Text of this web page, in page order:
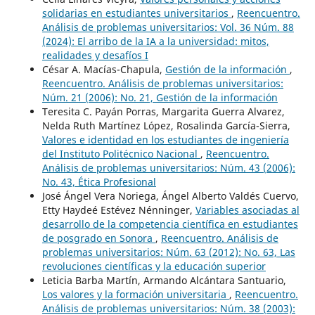
solidarias en estudiantes universitarios , Reencuentro.
Análisis de problemas universitarios: Vol. 36 Núm. 88
(2024): El arribo de la IA a la universidad: mitos,
realidades y desafíos I
César A. Macías-Chapula, Gestión de la información ,
Reencuentro. Análisis de problemas universitarios:
Núm. 21 (2006): No. 21, Gestión de la información
Teresita C. Payán Porras, Margarita Guerra Alvarez,
Nelda Ruth Martínez López, Rosalinda García-Sierra,
Valores e identidad en los estudiantes de ingeniería
del Instituto Politécnico Nacional , Reencuentro.
Análisis de problemas universitarios: Núm. 43 (2006):
No. 43, Ética Profesional
José Ángel Vera Noriega, Ángel Alberto Valdés Cuervo,
Etty Haydeé Estévez Nénninger, Variables asociadas al
desarrollo de la competencia científica en estudiantes
de posgrado en Sonora , Reencuentro. Análisis de
problemas universitarios: Núm. 63 (2012): No. 63, Las
revoluciones científicas y la educación superior
Leticia Barba Martín, Armando Alcántara Santuario,
Los valores y la formación universitaria , Reencuentro.
Análisis de problemas universitarios: Núm. 38 (2003):